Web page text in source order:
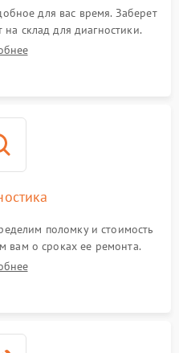
для вас время. Заберет
склад для диагностики.
поломку и стоимость
вам о сроках ее ремонта.